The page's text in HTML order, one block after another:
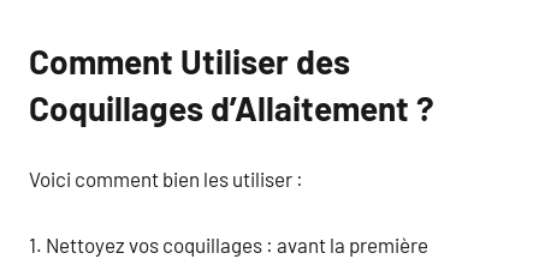
Comment Utiliser des
Coquillages d’Allaitement ?
Voici comment bien les utiliser :
1. Nettoyez vos coquillages : avant la première